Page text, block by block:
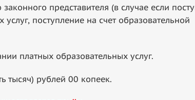
представителя (в случае если
поступление на счет образовательной
платных образовательных услуг.
тысяч) рублей 00 копеек.